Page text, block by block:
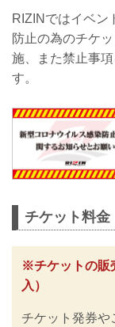
RIZINではイベン
防止の為のチケ
施、また禁止事
す。
チケット料金
※チケットの販
入）
チケット発券や